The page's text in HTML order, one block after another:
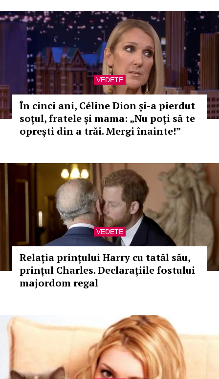
VEDETE
În cinci ani, Céline Dion și-a pierdut
soțul, fratele și mama: „Nu poți să te
oprești din a trăi. Mergi înainte!”
VEDETE
Relația prințului Harry cu tatăl său,
prințul Charles. Declarațiile fostului
majordom regal